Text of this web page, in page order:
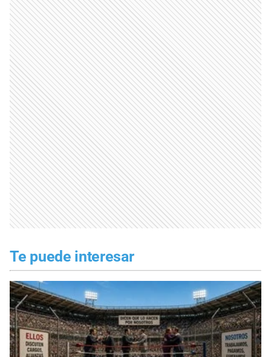
Te puede interesar